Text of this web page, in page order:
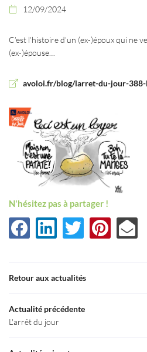
Accueil
Le Cabinet
l'adresse email indiqué ci-dessus. Vous pouvez

12/09/2024
C’est l’histoire d’un (ex-)époux qui ne
(ex-)épouse…
avoloi.fr/blog/larret-du-jour-388-
N'hésitez pas à partager !
Retour aux actualités
Actualité précédente
L'arrêt du jour